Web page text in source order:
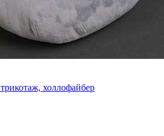
трикотаж, холлофайбер